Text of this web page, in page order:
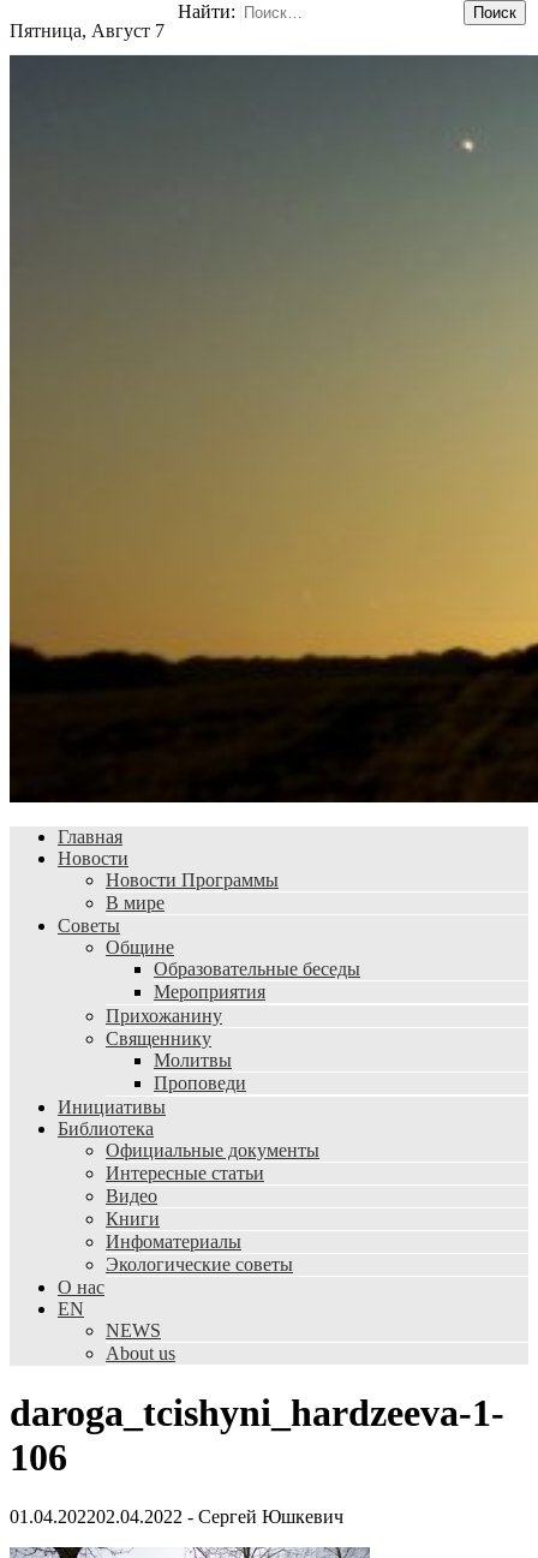
Пятница, Август 7
Найти:
Главная
Новости
Новости Программы
В мире
Советы
Общине
Образовательные беседы
Мероприятия
Прихожанину
Священнику
Молитвы
Проповеди
Инициативы
Библиотека
Официальные документы
Интересные статьи
Видео
Книги
Инфоматериалы
Экологические советы
О нас
EN
NEWS
About us
daroga_tcishyni_hardzeeva-1-
106
01.04.202202.04.2022 - Сергей Юшкевич